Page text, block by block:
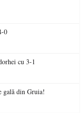
0
cu 3-1
gală din Gruia!